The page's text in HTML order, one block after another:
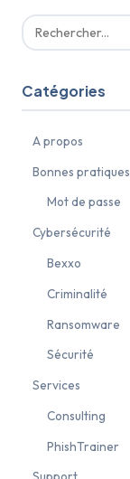
Catégories
A propos
Bonnes pratiques
Mot de passe
Cybersécurité
Bexxo
Criminalité
Ransomware
Sécurité
Services
Consulting
PhishTrainer